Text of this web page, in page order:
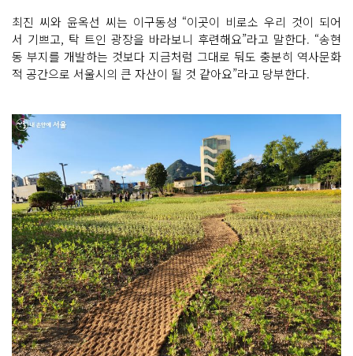
최진 씨와 윤옥선 씨는 이구동성 “이곳이 비로소 우리 것이 되어
서 기쁘고, 탁 트인 광장을 바라보니 후련해요”라고 말한다. “송현
동 부지를 개발하는 것보다 지금처럼 그대로 둬도 충분히 역사문화
적 공간으로 서울시의 큰 자산이 될 것 같아요”라고 당부한다.